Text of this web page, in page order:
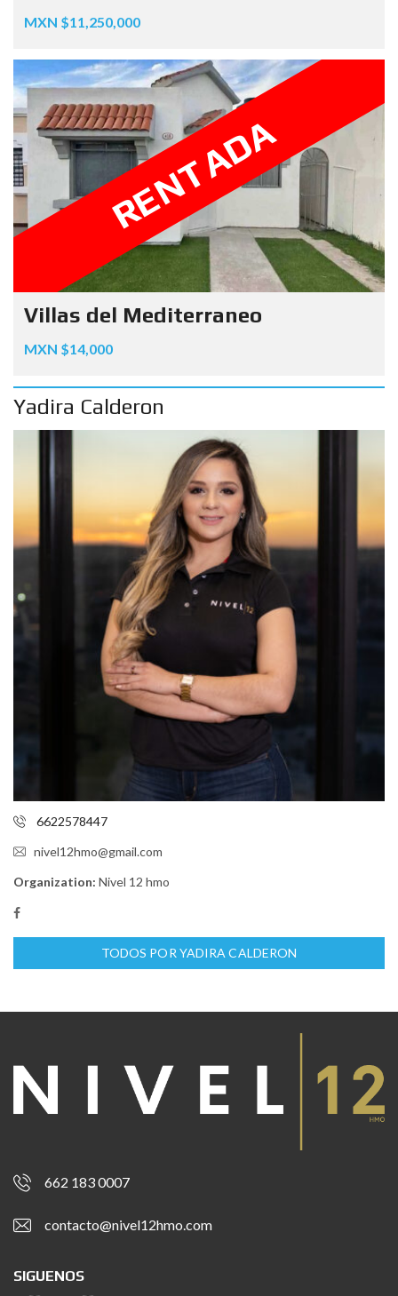
MXN $11,250,000
RENTADA
Villas del Mediterraneo
MXN $14,000
Yadira Calderon
6622578447
nivel12hmo@gmail.com
Organization: Nivel 12 hmo
TODOS POR YADIRA CALDERON
662 183 0007
contacto@nivel12hmo.com
SIGUENOS